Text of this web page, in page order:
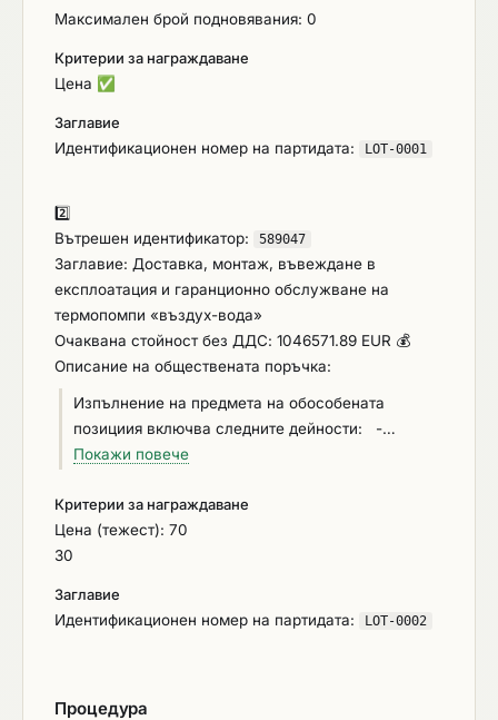
Максимален брой подновявания: 0
Критерии за награждаване
Цена ✅
Заглавие
Идентификационен номер на партидата:
LOT-0001
2️⃣
Вътрешен идентификатор:
589047
Заглавие: Доставка, монтаж, въвеждане в
експлоатация и гаранционно обслужване на
термопомпи «въздух-вода»
Очаквана стойност без ДДС: 1046571.89 EUR 💰
Описание на обществената поръчка:
Изпълнение на предмета на обособената
позициия включва следните дейности: ​​​​​​​ -
Доставка в имота, монтаж и въвеждане в
битово отопление в имотите на крайните
получатели на заявените нови отоплителни
новата отоплителна инсталация; - Заснемане на
отоплително устройство, който не може да е по-
Покажи повече
Критерии за награждаване
Цена (тежест): 70
30
Заглавие
Идентификационен номер на партидата:
LOT-0002
Процедура